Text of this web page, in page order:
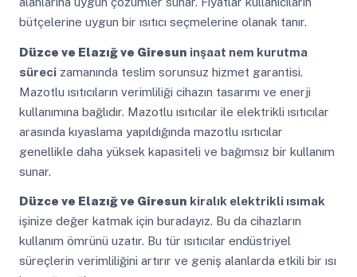
bütçelerine uygun bir ısıtıcı seçmelerine olanak tanır.
Düzce ve Elazığ ve Giresun inşaat nem kurutma
sürecizamanında teslim sorunsuz hizmet garantisi.
Mazotlu ısıtıcıların verimliliği cihazın tasarımı ve enerji
kullanımına bağlıdır. Mazotlu ısıtıcılar ile elektrikli ısıtıcılar
arasında kıyaslama yapıldığında mazotlu ısıtıcılar
genellikle daha yüksek kapasiteli ve bağımsız bir kullanım
sunar.
Düzce ve Elazığ ve Giresun kiralık elektrikli ısımak
işinize değer katmak için buradayız. Bu da cihazların
kullanım ömrünü uzatır. Bu tür ısıtıcılar endüstriyel
süreçlerin verimliliğini artırır ve geniş alanlarda etkili bir ısı